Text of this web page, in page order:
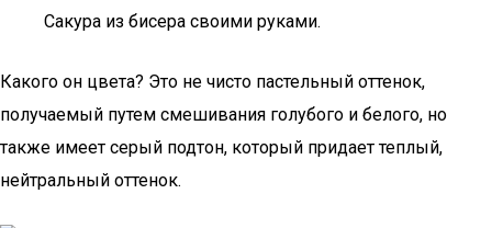
Сакура из бисера своими руками.
Какого он цвета? Это не чисто пастельный оттенок,
получаемый путем смешивания голубого и белого, но
также имеет серый подтон, который придает теплый,
нейтральный оттенок.